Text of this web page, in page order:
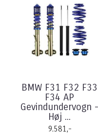
BMW F31 F32 F33
F34 AP
Gevindundervogn -
Høj ...
9.581,-